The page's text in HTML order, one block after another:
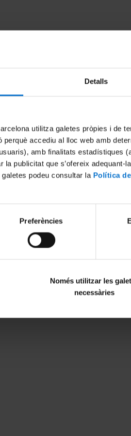
Detalls
utilitza galetes pròpies i de
accediu al lloc web amb
amb finalitats estadístiques
la publicitat que s’ofereix
podeu consultar la Política
Preferències
Només utilitzar les
necessàries
do bairro de
En els
Baró de
4